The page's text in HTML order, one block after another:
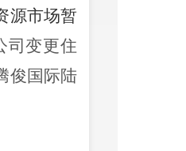
源市场暂
司变更住
俊国际陆